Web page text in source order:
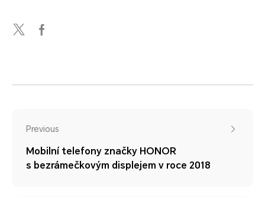
Previous
Mobilní telefony značky HONOR
s bezrámečkovým displejem v roce 2018